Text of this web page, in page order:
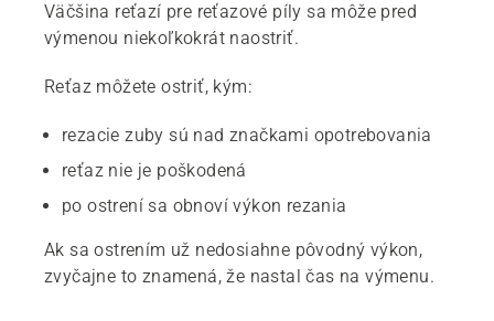
Väčšina reťazí pre reťazové píly sa môže pred
výmenou niekoľkokrát naostriť.
Reťaz môžete ostriť, kým:
rezacie zuby sú nad značkami opotrebovania
reťaz nie je poškodená
po ostrení sa obnoví výkon rezania
Ak sa ostrením už nedosiahne pôvodný výkon,
zvyčajne to znamená, že nastal čas na výmenu.